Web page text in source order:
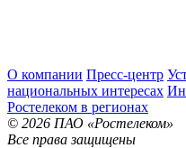
О компании Пресс-центр
национальных интересах
Ростелеком в регионах
© 2026 ПАО «Ростелеком»
Все права защищены